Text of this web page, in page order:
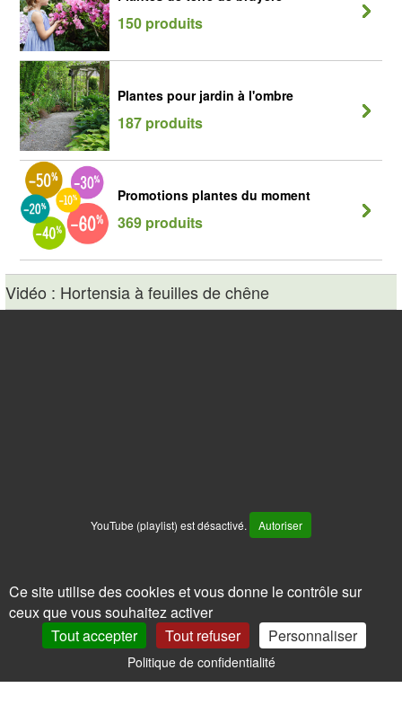
150 produits
Plantes pour jardin à l'ombre
187 produits
Promotions plantes du moment
369 produits
Vidéo : Hortensia à feuilles de chêne
YouTube (playlist) est désactivé. Autoriser
Promos
Ce site utilise des cookies et vous donne le contrôle sur
ceux que vous souhaitez activer
Tout accepter
Tout refuser Personnaliser
Politique de confidentialité